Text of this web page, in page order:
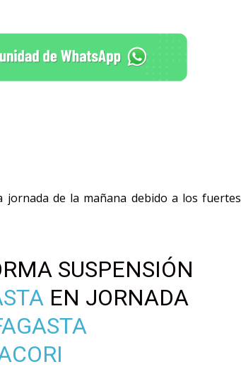
jornada de la mañana debido a los fuertes
SUSPENSIÓN
EN JORNADA